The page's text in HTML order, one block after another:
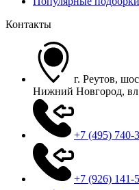
Контакты
г. Реутов,
Нижний Новгород,
+7 (495) 740-
+7 (926) 141-